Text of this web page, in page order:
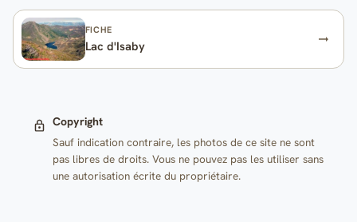
FICHE
Lac d'Isaby
Copyright
Sauf indication contraire, les photos de ce site ne sont
pas libres de droits. Vous ne pouvez pas les utiliser sans
une autorisation écrite du propriétaire.